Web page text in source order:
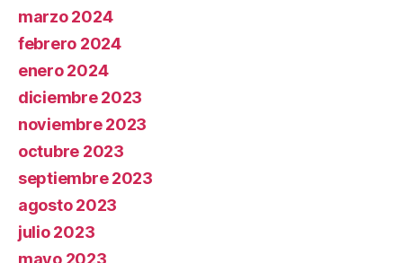
marzo 2024
febrero 2024
enero 2024
diciembre 2023
noviembre 2023
octubre 2023
septiembre 2023
agosto 2023
julio 2023
mayo 2023